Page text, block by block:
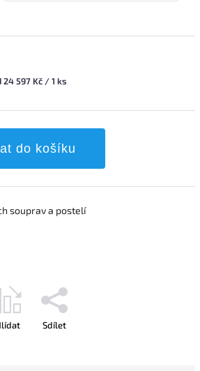
24 597 Kč / 1 ks
do košíku
souprav a postelí
Sdílet